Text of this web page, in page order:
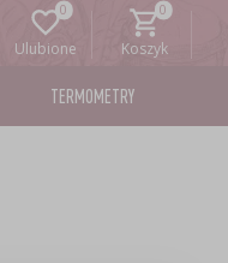
Ulubione Koszyk
TERMOMETRY